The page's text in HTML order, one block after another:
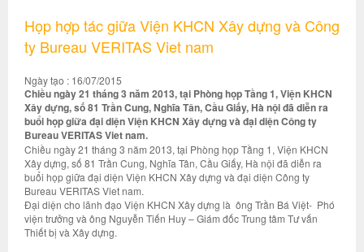
Họp hợp tác giữa Viện KHCN Xây dựng và Công
ty Bureau VERITAS Viet nam
Ngày tạo : 16/07/2015
Chiều ngày 21 tháng 3 năm 2013, tại Phòng họp Tầng 1, Viện KHCN
Xây dựng, số 81 Trần Cung, Nghĩa Tân, Cầu Giấy, Hà nội đã diễn ra
buổi họp giữa đại diện Viện KHCN Xây dựng và đại diện Công ty
Bureau VERITAS Viet nam.
Chiều ngày 21 tháng 3 năm 2013, tại Phòng họp Tầng 1, Viện KHCN
Xây dựng, số 81 Trần Cung, Nghĩa Tân, Cầu Giấy, Hà nội đã diễn ra
buổi họp giữa đại diện Viện KHCN Xây dựng và đại diện Công ty
Bureau VERITAS Viet nam.
Đại diện cho lãnh đạo Viện KHCN Xây dựng là ông Trần Bá Việt- Phó
viện trưởng và ông Nguyễn Tiến Huy – Giám đốc Trung tâm Tư vấn
Thiết bị và Xây dựng.